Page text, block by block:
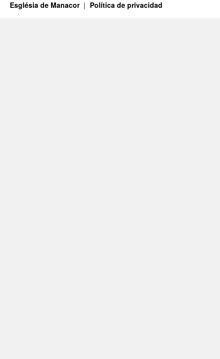
Església de Manacor Política de privacidad